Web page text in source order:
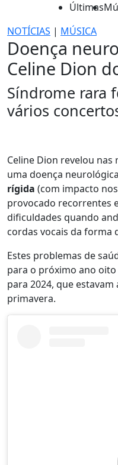
Últimas
NOTÍCIAS | MÚSICA
Doença
Celine Dion
Síndrome rara
vários
Celine Dion revelou
uma doença
rígida (com impacto
provocado recorrentes
dificuldades quando
cordas vocais da forma
Estes problemas de
para o próximo ano
para 2024, que
primavera.